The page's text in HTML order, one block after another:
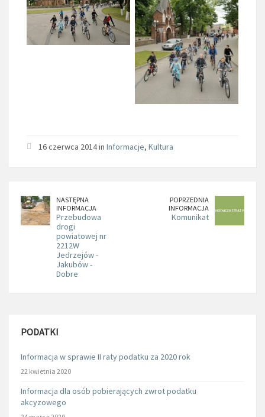
16 czerwca 2014 in Informacje, Kultura
NASTĘPNA
INFORMACJA
Przebudowa
drogi
powiatowej nr
2212W
Jedrzejów -
Jakubów -
Dobre
POPRZEDNIA
INFORMACJA
Komunikat
PODATKI
Informacja w sprawie II raty podatku za 2020 rok
22 kwietnia 2020
Informacja dla osób pobierających zwrot podatku
akcyzowego